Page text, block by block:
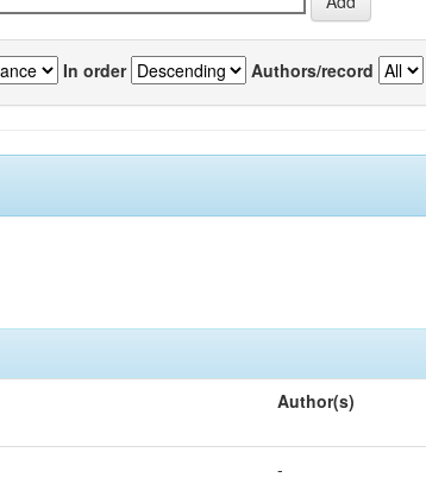
In order Authors/record
Author(s)
-